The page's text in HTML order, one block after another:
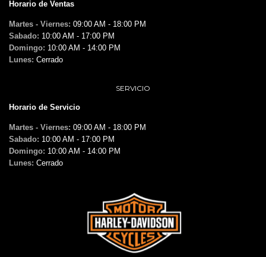
Horario de Ventas
Martes - Viernes: 09:00 AM - 18:00 PM
Sabado: 10:00 AM - 17:00 PM
Domingo: 10:00 AM - 14:00 PM
Lunes: Cerrado
SERVICIO
Horario de Servicio
Martes - Viernes: 09:00 AM - 18:00 PM
Sabado: 10:00 AM - 17:00 PM
Domingo: 10:00 AM - 14:00 PM
Lunes: Cerrado